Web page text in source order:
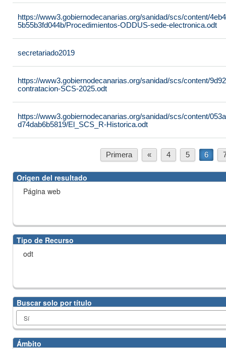
https://www3.gobiernodecanarias.org/sanidad/scs/content/
5b55b3fd044b/Procedimientos-ODDUS-sede-electronica.odt
secretariado2019
https://www3.gobiernodecanarias.org/sanidad/scs/content/
contratacion-SCS-2025.odt
https://www3.gobiernodecanarias.org/sanidad/scs/content/
d74dab6b5819/El_SCS_R-Historica.odt
Primera « 4 5 6
Origen del resultado
Página web
Tipo de Recurso
odt
Buscar solo por título
Ámbito